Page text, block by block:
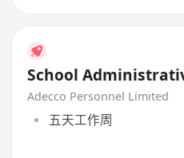
School
Adecco Personnel Limited
五天工作周